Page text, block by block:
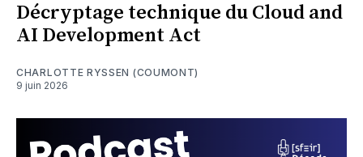
Décryptage technique du Cloud and
AI Development Act
CHARLOTTE RYSSEN (COUMONT)
9 juin 2026